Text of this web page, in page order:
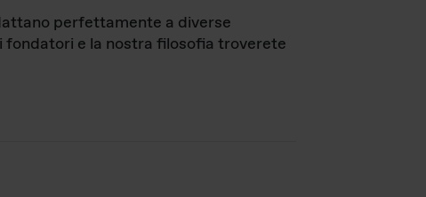
perfettamente a diverse
fondatori e la nostra filosofia troverete